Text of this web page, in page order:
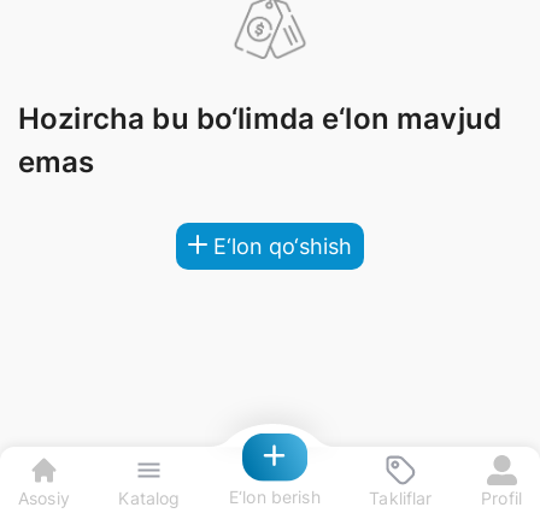
Hozircha bu bo‘limda e‘lon mavjud
emas
E‘lon qo‘shish
Asosiy Katalog E‘lon berish Takliflar Profil